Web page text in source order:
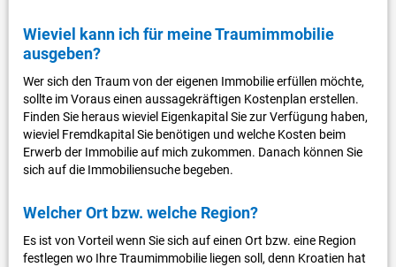
Wieviel kann ich für meine Traumimmobilie
ausgeben?
Wer sich den Traum von der eigenen Immobilie erfüllen möchte,
sollte im Voraus einen aussagekräftigen Kostenplan erstellen.
Finden Sie heraus wieviel Eigenkapital Sie zur Verfügung haben,
wieviel Fremdkapital Sie benötigen und welche Kosten beim
Erwerb der Immobilie auf mich zukommen. Danach können Sie
sich auf die Immobiliensuche begeben.
Welcher Ort bzw. welche Region?
Es ist von Vorteil wenn Sie sich auf einen Ort bzw. eine Region
festlegen wo Ihre Traumimmobilie liegen soll, denn Kroatien hat